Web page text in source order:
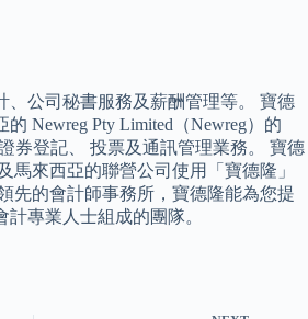
、公司秘書服務及薪酬管理等。 寶德
Newreg Pty Limited（Newreg）的
券登記、 投票及通訊管理業務。 寶德
馬來西亞的聯營公司使用「寶德隆」
先的會計師事務所，寶德隆能為您提
專業人士組成的團隊。